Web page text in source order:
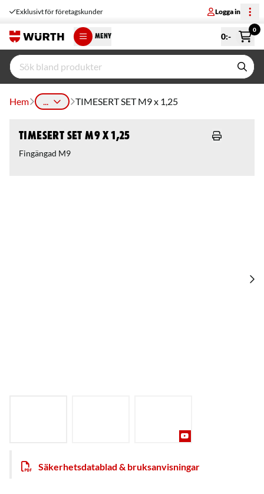
Exklusivt för företagskunder Logga in
MENY 0:-
0
Hem ... TIMESERT SET M9 x 1,25
TIMESERT SET M9 x 1,25
Fingängad M9
Säkerhetsdatablad & bruksanvisningar